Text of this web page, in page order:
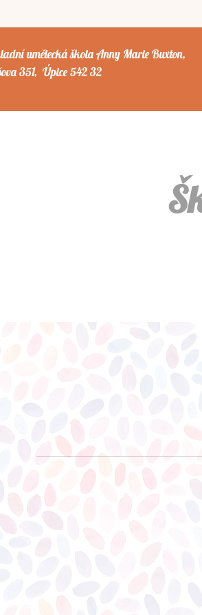
umělecká škola Anny Marie Buxton,
351, Úpice 542 32